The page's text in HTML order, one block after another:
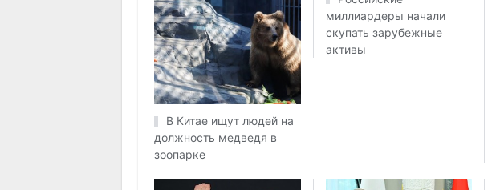
В Китае ищут людей на
должность медведя в
зоопарке
миллиардеры начали
скупать зарубежные
активы